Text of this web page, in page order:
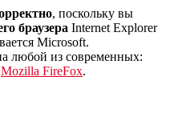
, поскольку вы
браузера Internet Explorer
Microsoft.
любой из современных:
Mozilla FireFox.